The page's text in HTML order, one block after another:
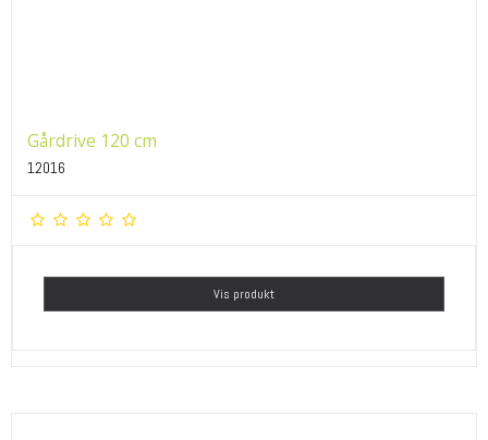
Gårdrive 120 cm
12016
Vis produkt